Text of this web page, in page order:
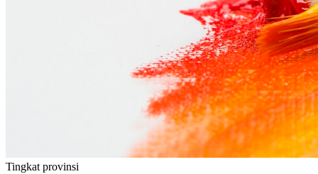
Tingkat provinsi